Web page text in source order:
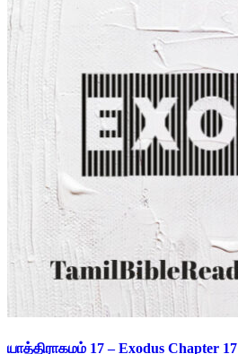
யாத்திராகமம் 17 – Exodus Chapter 17